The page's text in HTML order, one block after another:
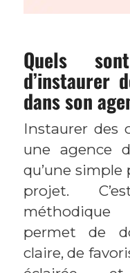
Quels
d’instaurer
dans son
Instaurer des
une agence
qu’une
projet.
permet de
claire, de